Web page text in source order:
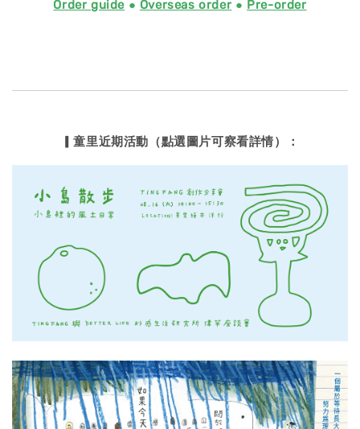
Order guide ● Overseas order● Pre-order
▎童里近期活動（點選圖片可察看詳情）：